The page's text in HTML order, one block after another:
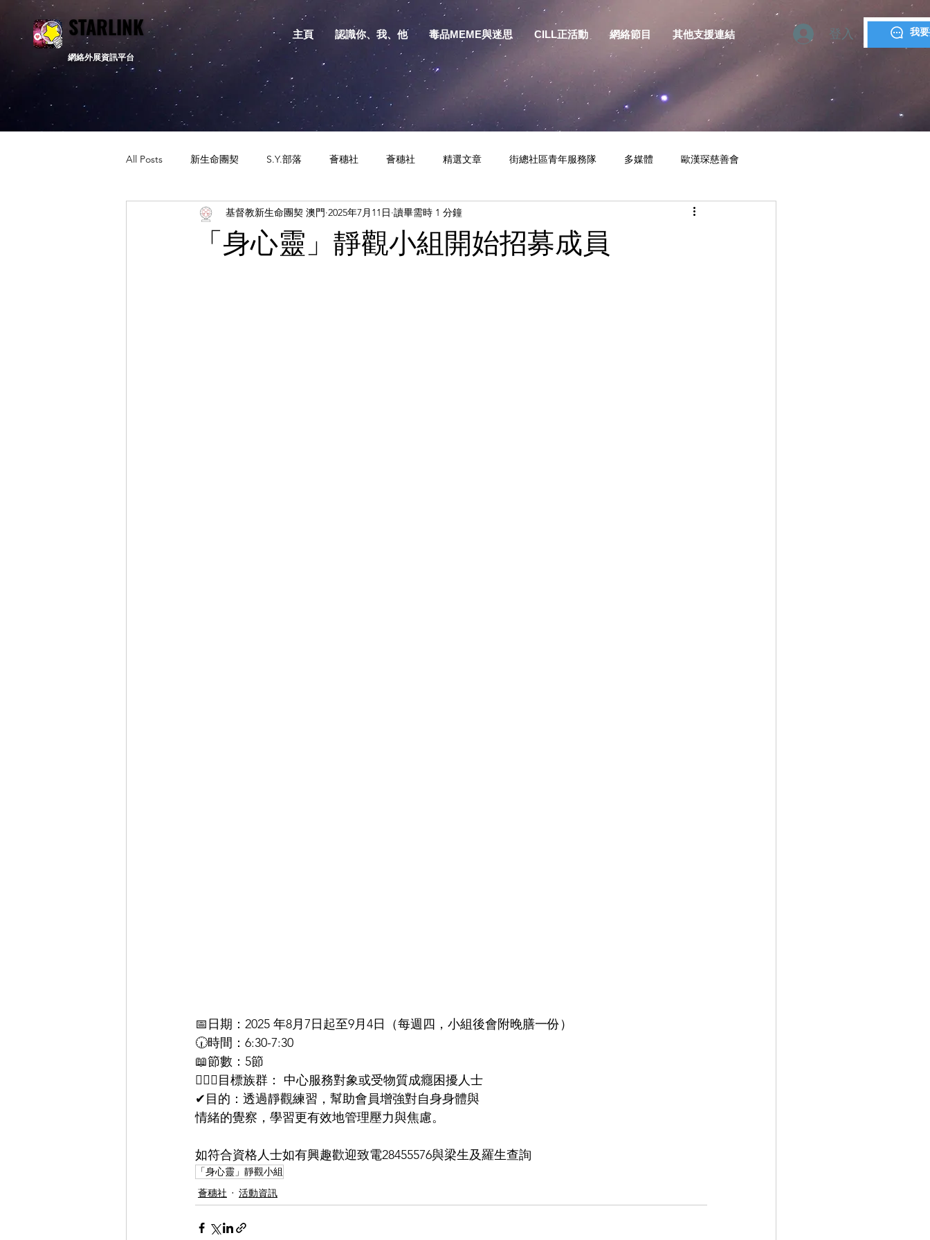
STARLINK
STARLINK
網絡外展資訊平台
主頁 認識你、我、他 毒品MEME與迷思 CILL正活動 網絡節目 其他支援連結 登入 我
All Posts 新生命團契 S.Y.部落 薈穗社 薈穗社 精選文章 街總社區青年服務隊 多媒體 歐漢琛慈善會
相關新聞 通告 相關資訊 預防物質濫用資源包 YMCA MACAU
「身心靈」靜觀小組開始招募成員
基督教新生命團契 澳門 2025年7月11日 讀畢需時 1 分鐘
📅日期：2025 年8⽉7⽇起至9月4日（每週四，小組後會附晚膳一份）
🕡時間：6:30-7:30
📖節數：5節
🙋🏻‍♂️⽬標族群： 中心服務對象或受物質成癮困擾人士
✔︎目的：透過靜觀練習，幫助會員增強對自身身體與
情緒的覺察，學習更有效地管理壓力與焦慮。
如符合資格人士如有興趣歡迎致電28455576與梁生及羅生查詢
「身心靈」靜觀小組
薈穗社
活動資訊